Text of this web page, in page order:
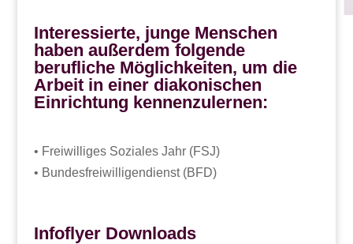
Interessierte, junge Menschen
haben außerdem folgende
berufliche Möglichkeiten, um die
Arbeit in einer diakonischen
Einrichtung kennenzulernen:
• Freiwilliges Soziales Jahr (FSJ)
• Bundesfreiwilligendienst (BFD)
Infoflyer Downloads